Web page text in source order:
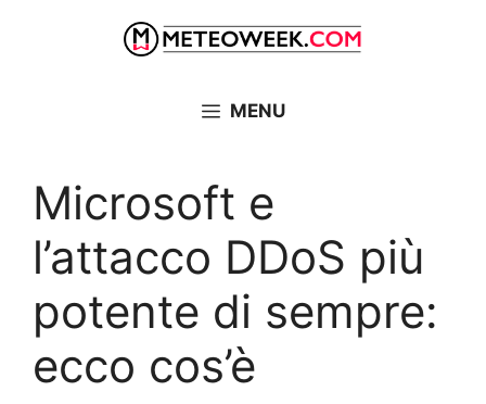
MENU
Microsoft e
l’attacco DDoS più
potente di sempre:
ecco cos’è